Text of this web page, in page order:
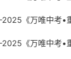
《万唯中考•
《万唯中考•